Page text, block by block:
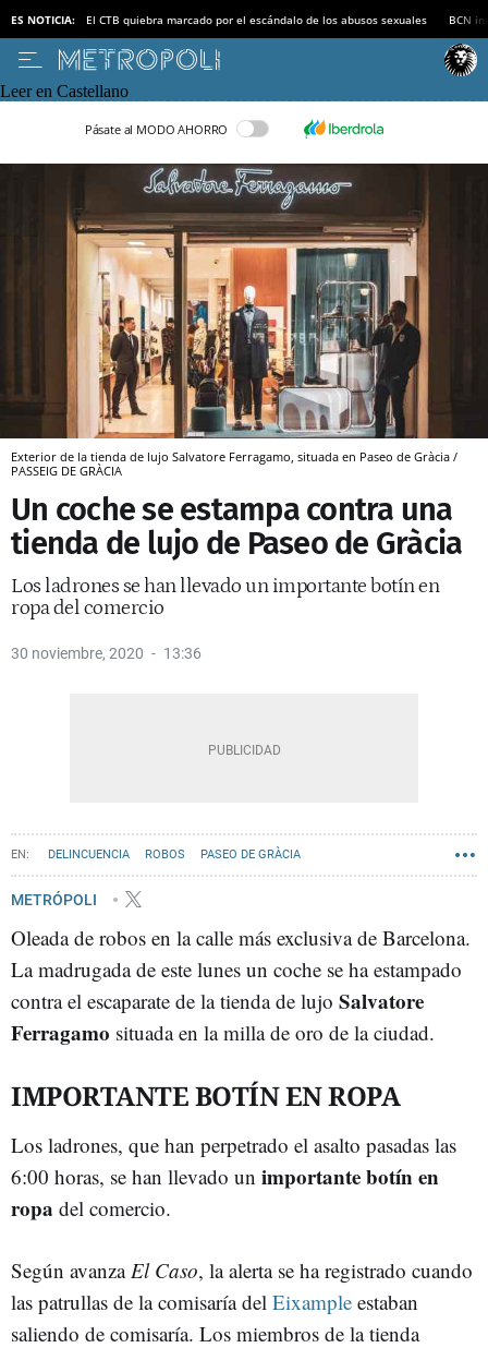
ES NOTICIA: El CTB quiebra marcado por el escándalo de los abusos sexuales BCN
Leer en Castellano
Pásate al MODO AHORRO
Exterior de la tienda de lujo Salvatore Ferragamo, situada en Paseo de Gràcia /
PASSEIG DE GRÀCIA
Un coche se estampa contra una
tienda de lujo de Paseo de Gràcia
Los ladrones se han llevado un importante botín en
ropa del comercio
30 noviembre, 2020 13:36
DELINCUENCIA ROBOS PASEO DE GRÀCIA
METRÓPOLI
Oleada de robos en la calle más exclusiva de Barcelona.
La madrugada de este lunes un coche se ha estampado
contra el escaparate de la tienda de lujo Salvatore
Ferragamo situada en la milla de oro de la ciudad.
IMPORTANTE BOTÍN EN ROPA
Los ladrones, que han perpetrado el asalto pasadas las
6:00 horas, se han llevado un importante botín en
ropa del comercio.
Según avanzaEl Caso, la alerta se ha registrado cuando
las patrullas de la comisaría del Eixample estaban
saliendo de comisaría. Los miembros de la tienda